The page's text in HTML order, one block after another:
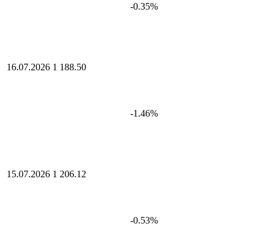
-0.35%
16.07.2026 1 188.50
-1.46%
15.07.2026 1 206.12
-0.53%